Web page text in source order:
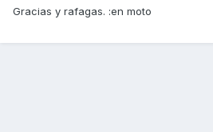
Gracias y rafagas. :en moto